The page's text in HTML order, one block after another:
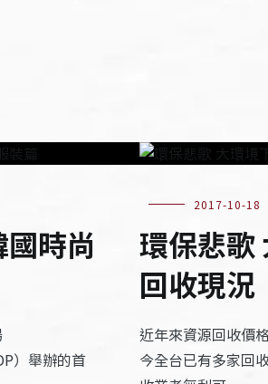
時尚
）舉辦的首
2017-10-18
環保悲歌
回收現況
近年來資源回收價
今全台已有多家回